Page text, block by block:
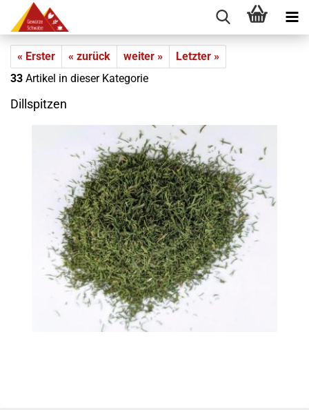
« Erster « zurück weiter »
Letzter »
33 Artikel in dieser Kategorie
Dillspitzen